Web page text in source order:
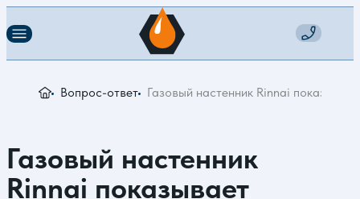
Вопрос-ответ Газовый настенник Rinnai
Газовый настенник
Rinnai показывает